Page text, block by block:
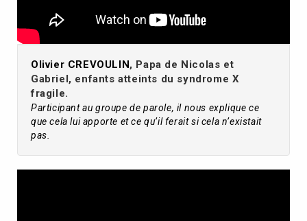
Olivier CREVOULIN , Papa de Nicolas et
Gabriel, enfants atteints du syndrome X
fragile.
Participant au groupe de parole, il nous explique ce
que cela lui apporte et ce qu’il ferait si cela n’existait
pas.